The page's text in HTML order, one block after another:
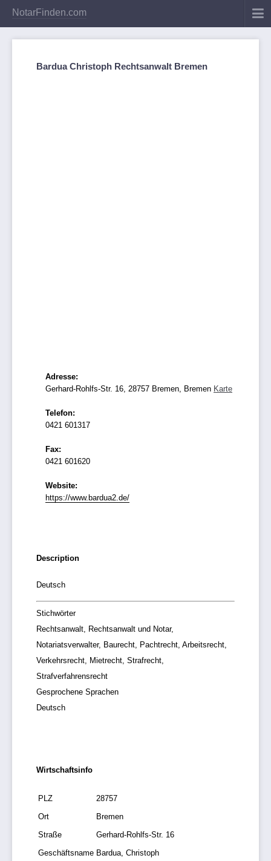
NotarFinden.com
Bardua Christoph Rechtsanwalt Bremen
Adresse:
Gerhard-Rohlfs-Str. 16, 28757 Bremen, Bremen Karte
Telefon:
0421 601317
Fax:
0421 601620
Website:
https://www.bardua2.de/
Description
Deutsch
Stichwörter
Rechtsanwalt, Rechtsanwalt und Notar,
Notariatsverwalter, Baurecht, Pachtrecht, Arbeitsrecht,
Verkehrsrecht, Mietrecht, Strafrecht,
Strafverfahrensrecht
Gesprochene Sprachen
Deutsch
Wirtschaftsinfo
PLZ
28757
Ort
Bremen
Straße
Gerhard-Rohlfs-Str. 16
Geschäftsname Bardua, Christoph